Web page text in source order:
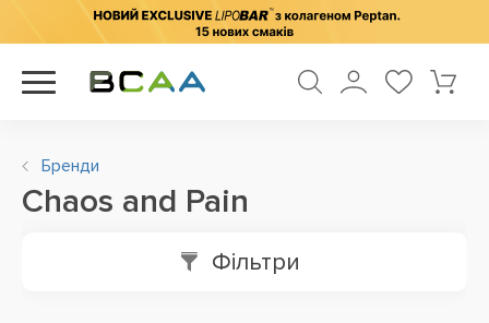
Бренди
Chaos and Pain
Фільтри